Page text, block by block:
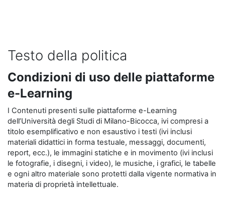
Testo della politica
Condizioni di uso delle piattaforme
e-Learning
I Contenuti presenti sulle piattaforme e-Learning
dell’Università degli Studi di Milano-Bicocca, ivi compresi a
titolo esemplificativo e non esaustivo i testi (ivi inclusi
materiali didattici in forma testuale, messaggi, documenti,
report, ecc.), le immagini statiche e in movimento (ivi inclusi
le fotografie, i disegni, i video), le musiche, i grafici, le tabelle
e ogni altro materiale sono protetti dalla vigente normativa in
materia di proprietà intellettuale.